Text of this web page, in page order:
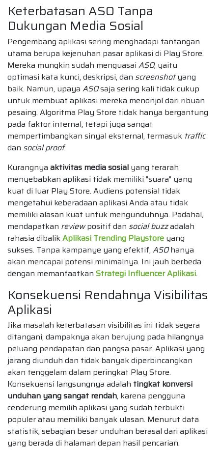
Keterbatasan ASO Tanpa
Dukungan Media Sosial
Pengembang aplikasi sering menghadapi tantangan
utama berupa kejenuhan pasar aplikasi di Play Store.
Mereka mungkin sudah menguasai ASO, yaitu
optimasi kata kunci, deskripsi, dan screenshotyang
baik. Namun, upaya ASOsaja sering kali tidak cukup
untuk membuat aplikasi mereka menonjol dari ribuan
pesaing. Algoritma Play Store tidak hanya bergantung
pada faktor internal, tetapi juga sangat
mempertimbangkan sinyal eksternal, termasuk traffic
dan social proof.
Kurangnya aktivitas media sosial yang terarah
menyebabkan aplikasi tidak memiliki "suara" yang
kuat di luar Play Store. Audiens potensial tidak
mengetahui keberadaan aplikasi Anda atau tidak
memiliki alasan kuat untuk mengunduhnya. Padahal,
mendapatkan reviewpositif dan social buzzadalah
rahasia dibalikAplikasi Trending Playstore yang
sukses. Tanpa kampanye yang efektif, ASOhanya
akan mencapai potensi minimalnya. Ini jauh berbeda
dengan memanfaatkan Strategi Influencer Aplikasi.
Konsekuensi Rendahnya Visibilitas
Aplikasi
Jika masalah keterbatasan visibilitas ini tidak segera
ditangani, dampaknya akan berujung pada hilangnya
peluang pendapatan dan pangsa pasar. Aplikasi yang
jarang diunduh dan tidak banyak diperbincangkan
akan tenggelam dalam peringkat Play Store.
Konsekuensi langsungnya adalah tingkat konversi
unduhan yang sangat rendah, karena pengguna
cenderung memilih aplikasi yang sudah terbukti
populer atau memiliki banyak ulasan. Menurut data
statistik, sebagian besar unduhan berasal dari aplikasi
yang berada di halaman depan hasil pencarian.